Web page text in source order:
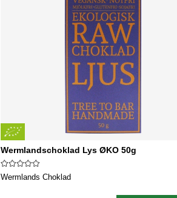
Wermlandschoklad Lys ØKO 50g
Wermlands Choklad